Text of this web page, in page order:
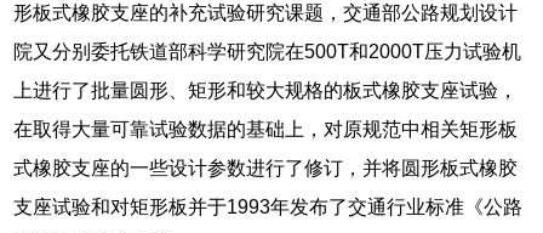
形板式橡胶支座的补充试验研究课题，交通部公路规划设计
院又分别委托铁道部科学研究院在500T和2000T压力试验机
上进行了批量圆形、矩形和较大规格的板式橡胶支座试验，
在取得大量可靠试验数据的基础上，对原规范中相关矩形板
式橡胶支座的一些设计参数进行了修订，并将圆形板式橡胶
支座试验和对矩形板并于1993年发布了交通行业标准《公路